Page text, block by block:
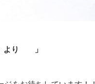
より
」